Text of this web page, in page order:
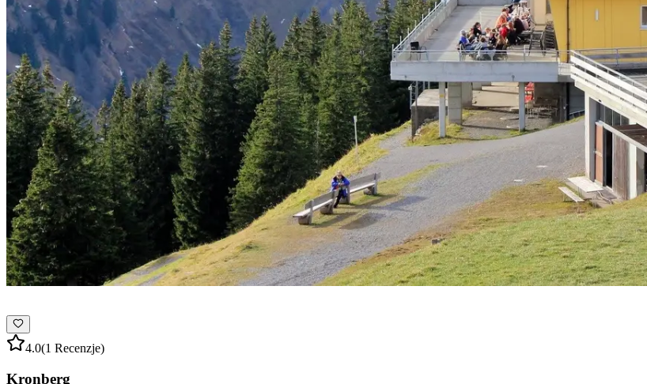
4.0(1 Recenzje)
Kronberg